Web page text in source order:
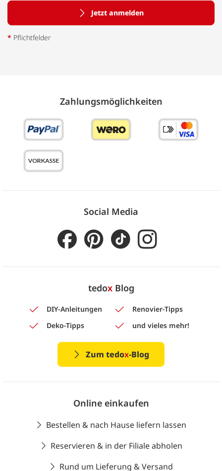
Jetzt anmelden
* Pflichtfelder
Zahlungs­möglich­keiten
Social Media
tedoxBlog
DIY-Anleitungen
Renovier-Tipps
Deko-Tipps
und vieles mehr!
Zum tedox-Blog
Online einkaufen
Bestellen & nach Hause liefern lassen
Reservieren & in der Filiale abholen
Rund um Lieferung & Versand